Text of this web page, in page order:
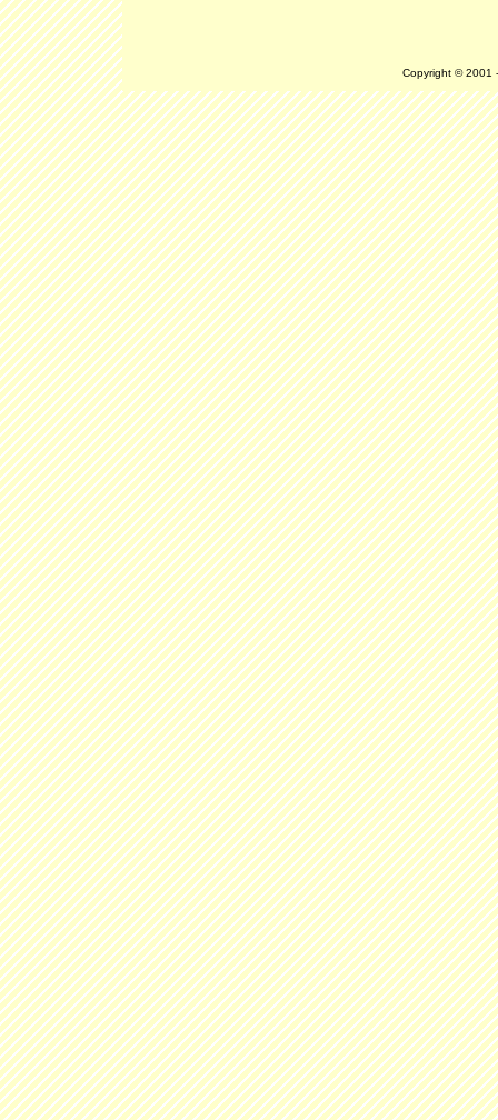
Copyright © 2001